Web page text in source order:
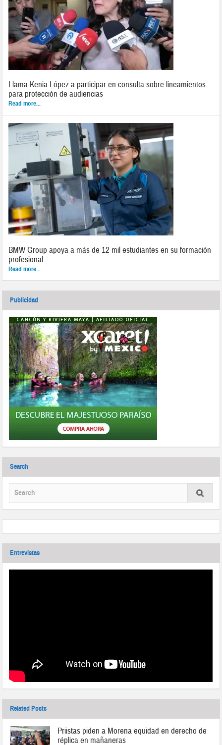
Llama Kenia López a participar en consulta sobre lineamientos
para protección de audiencias
Read more...
BMW Group apoya a más de 12 mil estudiantes en su formación
profesional
Read more...
Publicidad
Search
Entrevistas
Related Posts
Priistas piden a Morena equidad en derecho de
réplica en mañaneras